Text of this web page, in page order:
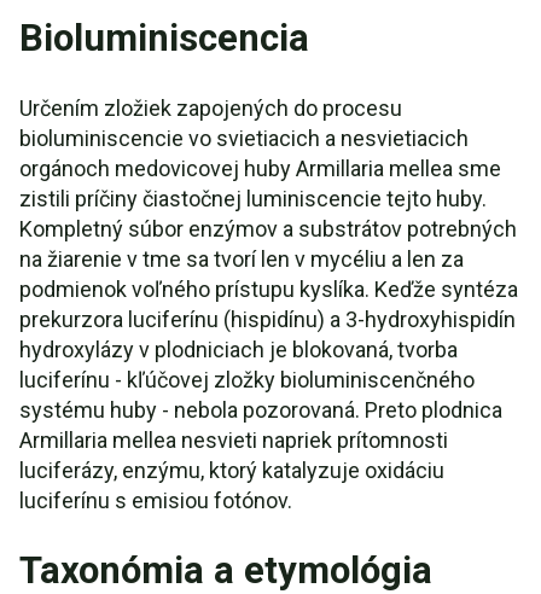
Bioluminiscencia
Určením zložiek zapojených do procesu
bioluminiscencie vo svietiacich a nesvietiacich
orgánoch medovicovej huby Armillaria mellea sme
zistili príčiny čiastočnej luminiscencie tejto huby.
Kompletný súbor enzýmov a substrátov potrebných
na žiarenie v tme sa tvorí len v mycéliu a len za
podmienok voľného prístupu kyslíka. Keďže syntéza
prekurzora luciferínu (hispidínu) a 3-hydroxyhispidín
hydroxylázy v plodniciach je blokovaná, tvorba
luciferínu - kľúčovej zložky bioluminiscenčného
systému huby - nebola pozorovaná. Preto plodnica
Armillaria mellea nesvieti napriek prítomnosti
luciferázy, enzýmu, ktorý katalyzuje oxidáciu
luciferínu s emisiou fotónov.
Taxonómia a etymológia